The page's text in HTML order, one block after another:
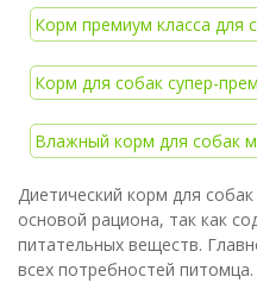
Корм премиум класса для
Корм для собак супер-
Влажный корм для собак
Диетический корм для
основой рациона, так как
питательных веществ.
всех потребностей питомца.